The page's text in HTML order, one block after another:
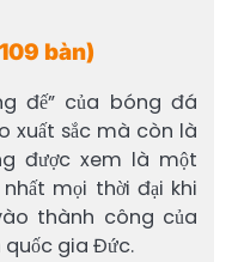
bàn)
đế” của bóng đá
xuất sắc mà còn là
được xem là một
mọi thời đại khi
thành công của
quốc gia Đức.